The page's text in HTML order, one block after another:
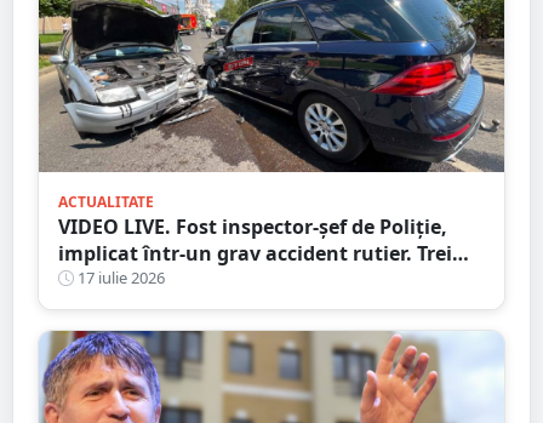
ACTUALITATE
VIDEO LIVE. Fost inspector-șef de Poliție,
implicat într-un grav accident rutier. Trei
persoane au ajuns la spital
17 iulie 2026